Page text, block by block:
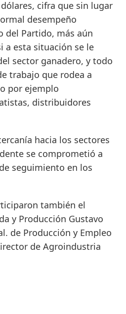
cifra que sin lugar
desempeño
del Partido, más aún
a esta situación se le
sector ganadero, y todo
trabajo que rodea a
por ejemplo
distribuidores
hacia los sectores
se comprometió a
seguimiento en los
también el
y Producción Gustavo
de Producción y Empleo
de Agroindustria